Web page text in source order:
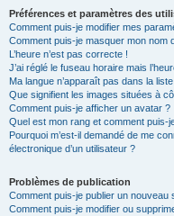
Préférences et paramètres des
Comment puis-je modifier mes
Comment puis-je masquer mon nom
L’heure n’est pas correcte !
J’ai réglé le fuseau horaire mais
Ma langue n’apparaît pas dans la liste
Que signifient les images situées à
Comment puis-je afficher un avatar ?
Quel est mon rang et comment puis-
Pourquoi m’est-il demandé de me
électronique d’un utilisateur ?
Problèmes de publication
Comment puis-je publier un nouveau
Comment puis-je modifier ou